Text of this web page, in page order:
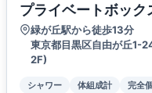
プライベートボッ
緑が丘駅から徒歩13分
東京都目黒区自由が丘1-
2F)
シャワー 体組成計 完全